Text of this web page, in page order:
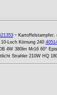
- Kartoffelstampfer,
Loch Körnung 240
4W 380lm Mr16 60°
Strahler 210W HQ